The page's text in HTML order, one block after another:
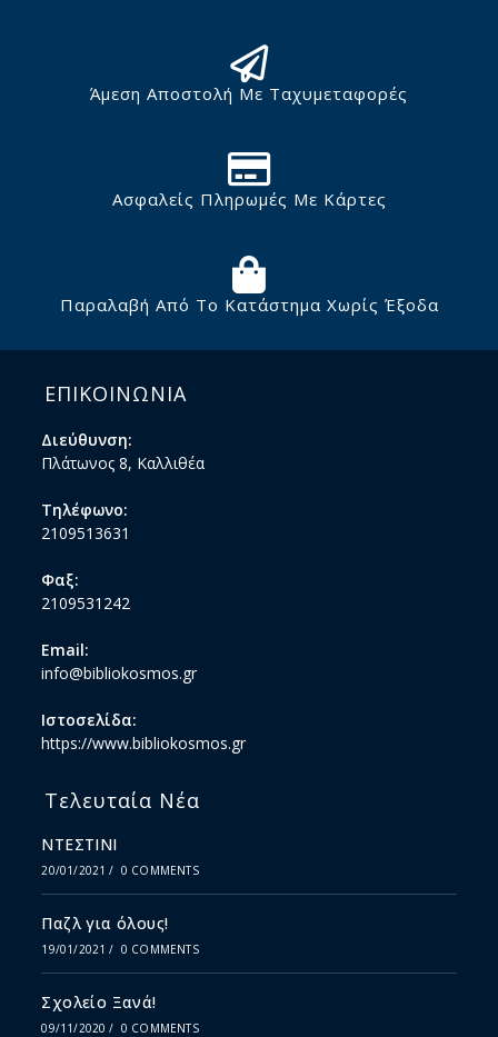
Άμεση Αποστολή Με Ταχυμεταφορές
Ασφαλείς Πληρωμές Με Κάρτες
Παραλαβή Από Το Κατάστημα Χωρίς Έξοδα
ΕΠΙΚΟΙΝΩΝΙΑ
Διεύθυνση:
Πλάτωνος 8, Καλλιθέα
Τηλέφωνο:
2109513631
Φαξ:
2109531242
Email:
info@bibliokosmos.gr
Ιστοσελίδα:
https://www.bibliokosmos.gr
Τελευταία Νέα
ΝΤΕΣΤΙΝΙ
20/01/2021 / 0 COMMENTS
Παζλ για όλους!
19/01/2021 / 0 COMMENTS
Σχολείο Ξανά!
09/11/2020 / 0 COMMENTS